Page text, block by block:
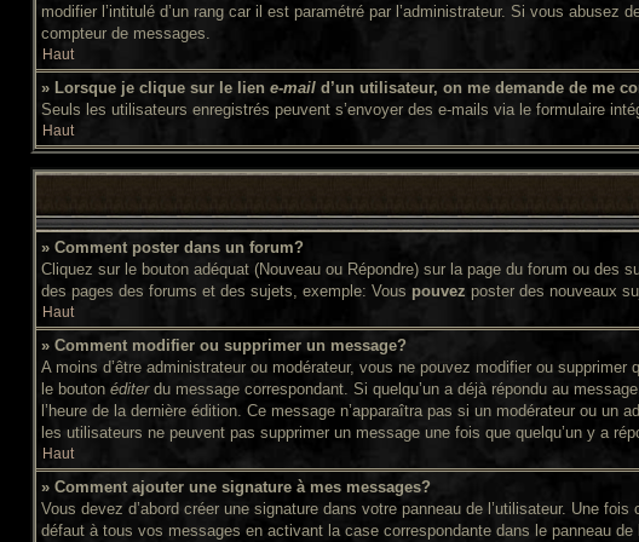
modifier l’intitulé d’un rang car il est paramétré par l’administrateur. Si vous
compteur de messages.
Haut
» Lorsque je clique sur le lien e-mail d’un utilisateur, on me demande de me
Seuls les utilisateurs enregistrés peuvent s’envoyer des e-mails via le formulaire
Haut
» Comment poster dans un forum?
Cliquez sur le bouton adéquat (Nouveau ou Répondre) sur la page du forum ou
des pages des forums et des sujets, exemple: Vous pouvez poster des nouveaux
Haut
» Comment modifier ou supprimer un message?
A moins d’être administrateur ou modérateur, vous ne pouvez modifier ou
le bouton éditerdu message correspondant. Si quelqu’un a déjà répondu au
l’heure de la dernière édition. Ce message n’apparaîtra pas si un modérateur ou
les utilisateurs ne peuvent pas supprimer un message une fois que quelqu’un y a
Haut
» Comment ajouter une signature à mes messages?
Vous devez d’abord créer une signature dans votre panneau de l’utilisateur. Une
défaut à tous vos messages en activant la case correspondante dans le panneau de